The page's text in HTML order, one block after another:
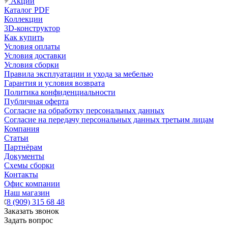
Каталог PDF
Коллекции
3D-конструктор
Как купить
Условия оплаты
Условия доставки
Условия сборки
Правила эксплуатации и ухода за мебелью
Гарантия и условия возврата
Политика конфиденциальности
Публичная оферта
Согласие на обработку персональных данных
Согласие на передачу персональных данных третьим лицам
Компания
Статьи
Партнёрам
Документы
Схемы сборки
Контакты
Офис компании
Наш магазин
8 (909) 315 68 48
Заказать звонок
Задать вопрос